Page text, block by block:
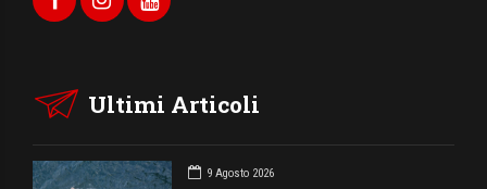
Ultimi Articoli
9 Agosto 2026